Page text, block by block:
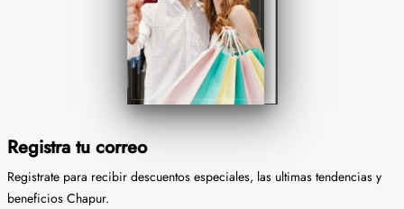
Registra tu correo
Registrate para recibir descuentos especiales, las ultimas tendencias y
beneficios Chapur.